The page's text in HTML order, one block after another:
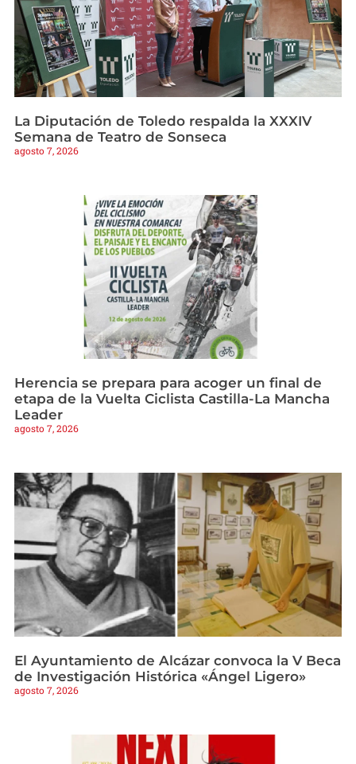
La Diputación de Toledo respalda la XXXIV
Semana de Teatro de Sonseca
agosto 7, 2026
Herencia se prepara para acoger un final de
etapa de la Vuelta Ciclista Castilla-La Mancha
Leader
agosto 7, 2026
El Ayuntamiento de Alcázar convoca la V Beca
de Investigación Histórica «Ángel Ligero»
agosto 7, 2026